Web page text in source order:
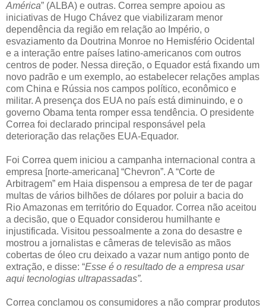
América” (ALBA) e outras. Correa sempre apoiou as
iniciativas de Hugo Chávez que viabilizaram menor
dependência da região em relação ao Império, o
esvaziamento da Doutrina Monroe no Hemisfério Ocidental
e a interação entre países latino-americanos com outros
centros de poder. Nessa direção, o Equador está fixando um
novo padrão e um exemplo, ao estabelecer relações amplas
com China e Rússia nos campos político, econômico e
militar. A presença dos EUA no país está diminuindo, e o
governo Obama tenta romper essa tendência. O presidente
Correa foi declarado principal responsável pela
deterioração das relações EUA-Equador.
Foi Correa quem iniciou a campanha internacional contra a
empresa [norte-americana] “Chevron”. A “Corte de
Arbitragem” em Haia dispensou a empresa de ter de pagar
multas de vários bilhões de dólares por poluir a bacia do
Rio Amazonas em território do Equador. Correa não aceitou
a decisão, que o Equador considerou humilhante e
injustificada. Visitou pessoalmente a zona do desastre e
mostrou a jornalistas e câmeras de televisão as mãos
cobertas de óleo cru deixado a vazar num antigo ponto de
extração, e disse: “Esse é o resultado de a empresa usar
aqui tecnologias ultrapassadas”.
Correa conclamou os consumidores a não comprar produtos